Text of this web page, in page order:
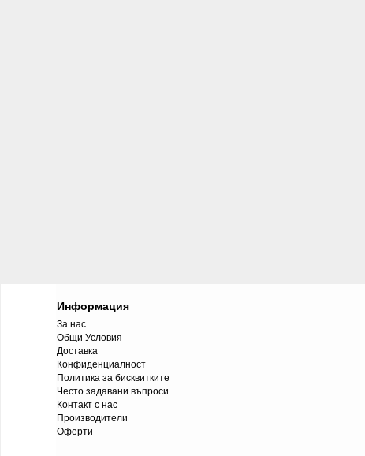
Информация
За нас
Общи Условия
Доставка
Конфиденциалност
Политика за бисквитките
Често задавани въпроси
Контакт с нас
Производители
Оферти